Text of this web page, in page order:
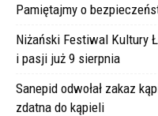
Pamiętajmy o
Niżański Festiwal Kultury
i pasji już 9 sierpnia
Sanepid odwołał zakaz
zdatna do kąpieli